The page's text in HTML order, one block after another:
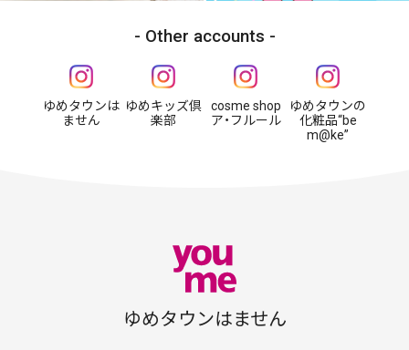
Other accounts
ゆめタウンは
ません
ゆめキッズ倶
楽部
cosme shop
ア・フルール
ゆめタウンの
化粧品“be
m@ke”
ゆめタウンはません